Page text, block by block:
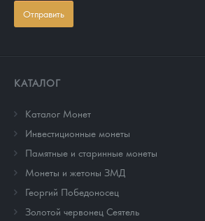
Отправить
КАТАЛОГ
Каталог Монет
Инвестиционные монеты
Памятные и старинные монеты
Монеты и жетоны ЗМД
Георгий Победоносец
Золотой червонец Сеятель